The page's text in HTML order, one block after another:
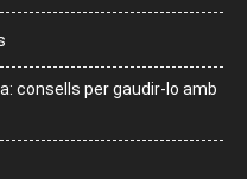
consells per gaudir-lo amb